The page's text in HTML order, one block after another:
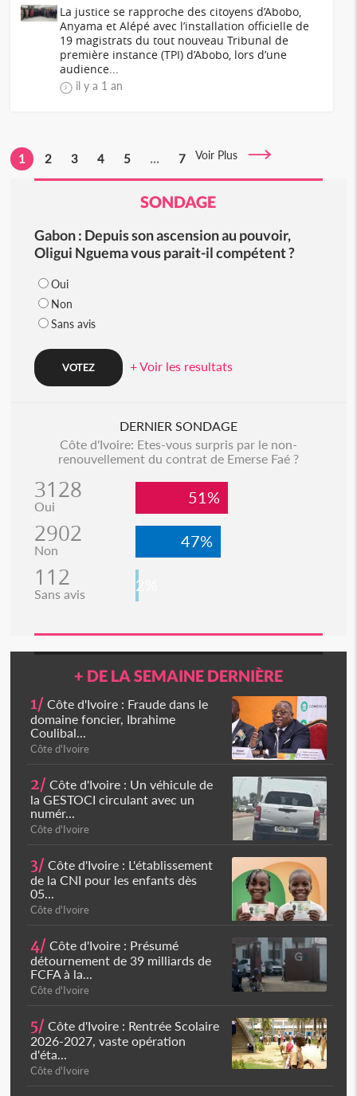
La justice se rapproche des citoyens d’Abobo,
Anyama et Alépé avec l’installation officielle de
19 magistrats du tout nouveau Tribunal de
première instance (TPI) d’Abobo, lors d’une
audience...
il y a 1 an
1 2 3 4 5 ... 7 Voir Plus
SONDAGE
Gabon : Depuis son ascension au pouvoir,
Oligui Nguema vous parait-il compétent ?
Oui
Non
Sans avis
+ Voir les resultats
DERNIER SONDAGE
Côte d'Ivoire: Etes-vous surpris par le non-
renouvellement du contrat de Emerse Faé ?
3128
Oui 51%
2902
Non 47%
112
Sans avis 2%
+ DE LA SEMAINE DERNIÈRE
1/ Côte d'Ivoire : Fraude dans le
domaine foncier, Ibrahime
Coulibal...
Côte d'Ivoire
2/ Côte d'Ivoire : Un véhicule de
la GESTOCI circulant avec un
numér...
Côte d'Ivoire
3/ Côte d'Ivoire : L'établissement
de la CNI pour les enfants dès
05...
Côte d'Ivoire
4/ Côte d'Ivoire : Présumé
détournement de 39 milliards de
FCFA à la...
Côte d'Ivoire
5/ Côte d'Ivoire : Rentrée Scolaire
2026-2027, vaste opération
d'éta...
Côte d'Ivoire